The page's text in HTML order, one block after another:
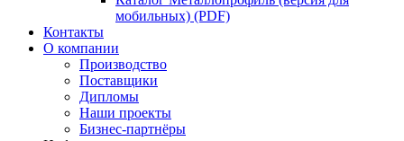
мобильных) (PDF)
Контакты
О компании
Производство
Поставщики
Дипломы
Наши проекты
Бизнес-партнёры